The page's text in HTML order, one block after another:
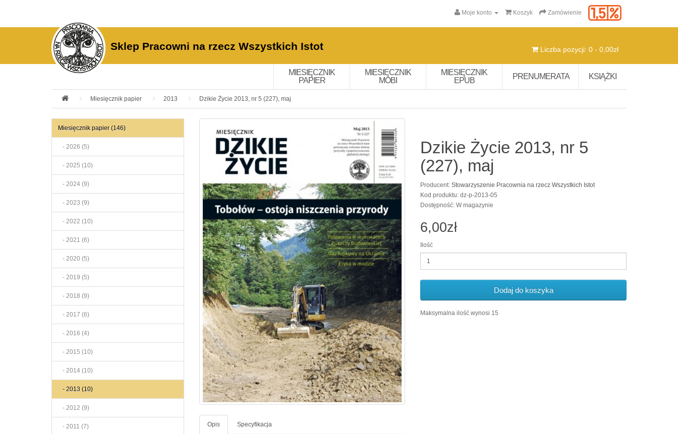
Moje konto Koszyk Zamówienie
Sklep Pracowni na rzecz Wszystkich Istot Liczba pozycji: 0 - 0,00zł
MIESIĘCZNIK
PAPIER
MIESIĘCZNIK
MOBI
MIESIĘCZNIK
EPUB
PRENUMERATA KSIĄŻKI
Miesięcznik papier 2013 Dzikie Życie 2013, nr 5 (227), maj
Miesięcznik papier (146)
- 2026 (5)
- 2025 (10)
- 2024 (9)
- 2023 (9)
- 2022 (10)
- 2021 (6)
- 2020 (5)
- 2019 (5)
- 2018 (9)
- 2017 (6)
- 2016 (4)
- 2015 (10)
- 2014 (10)
- 2013 (10)
- 2012 (9)
- 2011 (7) Opis Specyfikacja
Dzikie Życie 2013, nr 5
(227), maj
Producent:Stowarzyszenie Pracownia na rzecz Wszystkich Istot
Kod produktu: dz-p-2013-05
Dostępność: W magazynie
6,00zł
Ilość
Dodaj do koszyka
Maksymalna ilość wynosi 15